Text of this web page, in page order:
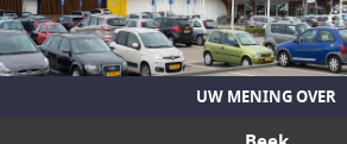
UW MENING OVER